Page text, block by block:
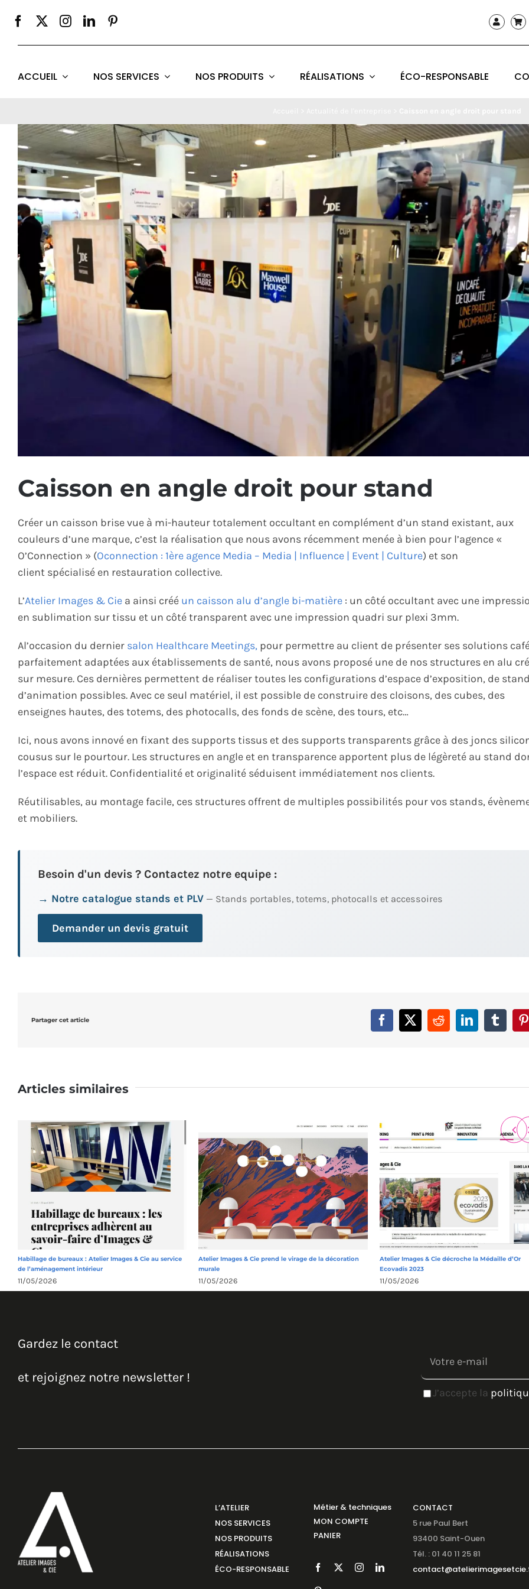
ACCUEIL NOS SERVICES NOS PRODUITS RÉALISATIONS ÉCO-RESPONSABLE
Voir
l'image
agrandie
Caisson en angle droit pour stand
Créer un caisson brise vue à mi-hauteur totalement occultant en complément d’un stand existant, aux
couleurs d’une marque, c’est la réalisation que nous avons récemment menée à bien pour l’agence «
O’Connection » (Oconnection : 1ère agence Media – Media | Influence | Event | Culture) et son
client spécialisé en restauration collective.
L’Atelier Images & Cie a ainsi créé un caisson alu d’angle bi-matière : un côté occultant avec une
en sublimation sur tissu et un côté transparent avec une impression quadri sur plexi 3mm.
Al’occasion du dernier salon Healthcare Meetings, pour permettre au client de présenter ses solutions
parfaitement adaptées aux établissements de santé, nous avons proposé une de nos structures en alu
sur mesure. Ces dernières permettent de réaliser toutes les configurations d’espace d’exposition, de
d’animation possibles. Avec ce seul matériel, il est possible de construire des cloisons, des cubes, des
enseignes hautes, des totems, des photocalls, des fonds de scène, des tours, etc…
Ici, nous avons innové en fixant des supports tissus et des supports transparents grâce à des joncs
cousus sur le pourtour. Les structures en angle et en transparence apportent plus de légèreté au stand
l’espace est réduit. Confidentialité et originalité séduisent immédiatement nos clients.
Réutilisables, au montage facile, ces structures offrent de multiples possibilités pour vos stands,
et mobiliers.
Besoin d'un devis ? Contactez notre equipe :
→ Notre catalogue stands et PLV — Stands portables, totems, photocalls et accessoires
Demander un devis gratuit
Partager cet article Facebook
X RedditLinkedInTumblr
Articles similaires
Habillage de bureaux : Atelier Images & Cie au service
de l’aménagement intérieur
11/05/2026
Atelier Images & Cie prend le virage de la décoration
murale
11/05/2026
Atelier Images & Cie décroche la Médaille d’Or
Ecovadis 2023
11/05/2026
Gardez le contact
et rejoignez notre newsletter !
J’accepte la
L’ATELIER
NOS SERVICES
NOS PRODUITS
RÉALISATIONS
ÉCO-RESPONSABLE
Métier & techniques
MON COMPTE
PANIER
CONTACT
5 rue Paul Bert
93400 Saint-Ouen
Tél. : 01 40 11 25 81